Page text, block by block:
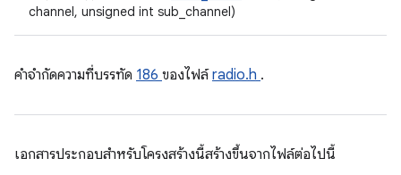
channel, unsigned int sub_channel)
คําจํากัดความที่บรรทัด 186 ของไฟล์radio.h .
เอกสารประกอบสำหรับโครงสร้างนี้สร้างขึ้นจากไฟล์ต่อไปนี้